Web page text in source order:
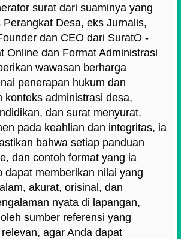
surat dari suaminya yang
Perangkat Desa, eks Jurnalis,
dan CEO dari SuratO -
Online dan Format Administrasi
wawasan berharga
penerapan hukum dan
konteks administrasi desa,
dan surat menyurat.
pada keahlian dan integritas, ia
bahwa setiap panduan
dan contoh format yang ia
dapat memberikan nilai yang
akurat, orisinal, dan
nyata di lapangan,
sumber referensi yang
agar Anda dapat